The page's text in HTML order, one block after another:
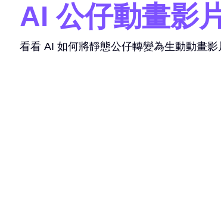
AI 公仔動畫影
看看 AI 如何將靜態公仔轉變為生動動畫影